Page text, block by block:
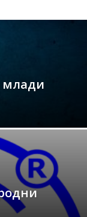
млади